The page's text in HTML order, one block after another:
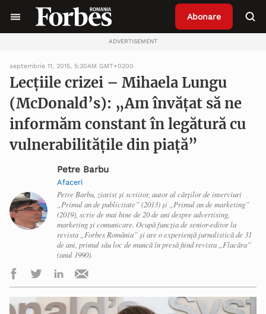
Abonare
ADVERTISEMENT
septembrie 11, 2015, 5:30AM GMT+0200
Lecțiile crizei – Mihaela Lungu
(McDonald’s): „Am învățat să ne
informăm constant în legătură cu
vulnerabilitățile din piață”
Petre Barbu
Afaceri
Petre Barbu, ziarist și scriitor, autor al cărților de interviuri
„Primul an de publicitate” (2013) și „Primul an de marketing”
(2019), scrie de mai bine de 20 de ani despre advertising,
marketing și comunicare. Ocupă funcția de senior-editor la
revista „Forbes România” și are o experiență jurnalistică de 31
de ani, primul său loc de muncă în presă fiind revista „Flacăra”
(anul 1990).